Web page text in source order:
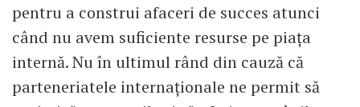
pentru a construi afaceri de succes atunci
când nu avem suficiente resurse pe piața
internă. Nu în ultimul rând din cauză că
parteneriatele internaționale ne permit să